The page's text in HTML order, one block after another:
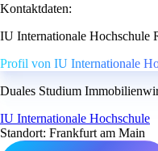
Kontaktdaten:
IU Internationale Hochschule
Profil von IU Internationale
Duales Studium
IU Internationale Hochschule
Standort: Frankfurt am Main